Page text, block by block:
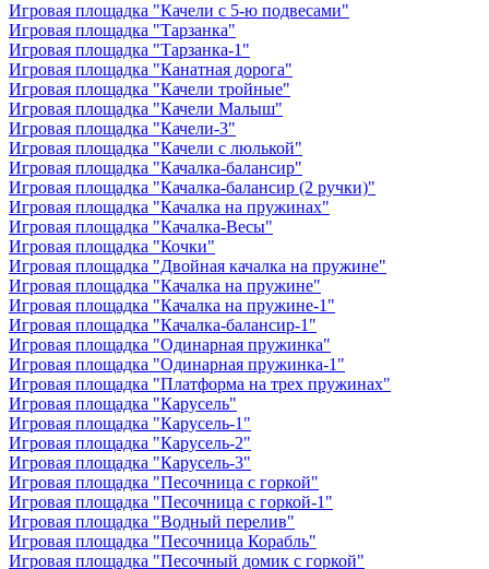
Игровая площадка "Качели с 5-ю подвесами"
Игровая площадка "Тарзанка"
Игровая площадка "Тарзанка-1"
Игровая площадка "Канатная дорога"
Игровая площадка "Качели тройные"
Игровая площадка "Качели Малыш"
Игровая площадка "Качели-3"
Игровая площадка "Качели с люлькой"
Игровая площадка "Качалка-балансир"
Игровая площадка "Качалка-балансир (2 ручки)"
Игровая площадка "Качалка на пружинах"
Игровая площадка "Качалка-Весы"
Игровая площадка "Кочки"
Игровая площадка "Двойная качалка на пружине"
Игровая площадка "Качалка на пружине"
Игровая площадка "Качалка на пружине-1"
Игровая площадка "Качалка-балансир-1"
Игровая площадка "Одинарная пружинка"
Игровая площадка "Одинарная пружинка-1"
Игровая площадка "Платформа на трех пружинах"
Игровая площадка "Карусель"
Игровая площадка "Карусель-1"
Игровая площадка "Карусель-2"
Игровая площадка "Карусель-3"
Игровая площадка "Песочница с горкой"
Игровая площадка "Песочница с горкой-1"
Игровая площадка "Водный перелив"
Игровая площадка "Песочница Корабль"
Игровая площадка "Песочный домик с горкой"